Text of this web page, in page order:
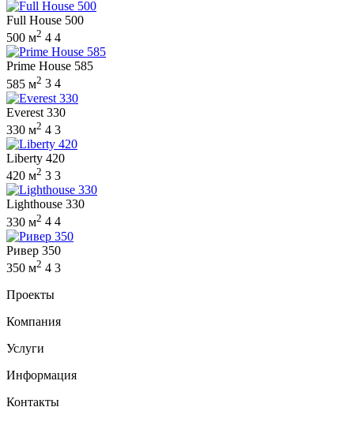
Full House 500
500 м2 4 4
Prime House 585
585 м2 3 4
Everest 330
330 м2 4 3
Liberty 420
420 м2 3 3
Lighthouse 330
330 м2 4 4
Ривер 350
350 м2 4 3
Проекты
Компания
Услуги
Информация
Контакты